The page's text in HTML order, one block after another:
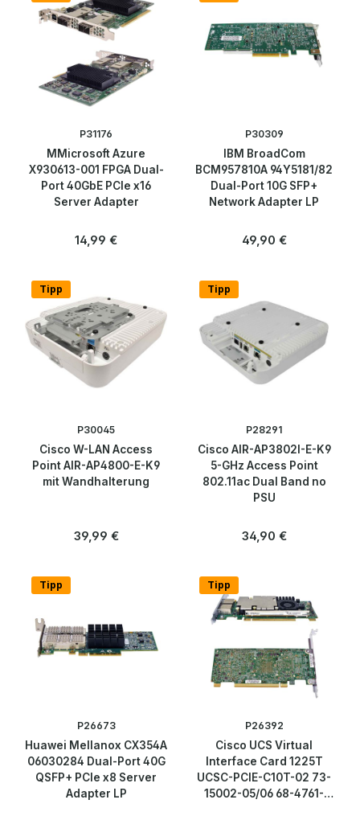
Speicherlösungen & SSDs
Telekommunikation
Über uns
Kontakt
P31176
MMicrosoft Azure
X930613-001 FPGA Dual-
Port 40GbE PCIe x16
Server Adapter
Regulärer Preis:
14,99 €
P30309
IBM BroadCom
BCM957810A 94Y5181/82
Dual-Port 10G SFP+
Network Adapter LP
Regulärer Preis:
49,90 €
Tipp
P30045
Cisco W-LAN Access
Point AIR-AP4800-E-K9
mit Wandhalterung
Regulärer Preis:
39,99 €
Tipp
P28291
Cisco AIR-AP3802I-E-K9
5-GHz Access Point
802.11ac Dual Band no
PSU
Regulärer Preis:
34,90 €
Tipp
P26673
Huawei Mellanox CX354A
06030284 Dual-Port 40G
QSFP+ PCIe x8 Server
Adapter LP
Tipp
P26392
Cisco UCS Virtual
Interface Card 1225T
UCSC-PCIE-C10T-02 73-
15002-05/06 68-4761-